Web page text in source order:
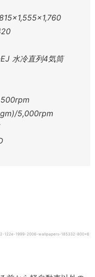
水冷直列4気筒
5,000rpm
122e-1999-2006-wallpapers-185332-800×6